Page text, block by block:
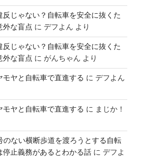
反じゃない？自転車を安全に抜くた
外な盲点 に デフよん より
反じゃない？自転車を安全に抜くた
外な盲点 に がんちゃん より
ヤと自転車で直進する に デフよん
ヤと自転車で直進する に まじか！
のない横断歩道を渡ろうとする自転
停止義務があるとわかる話 に デフよ